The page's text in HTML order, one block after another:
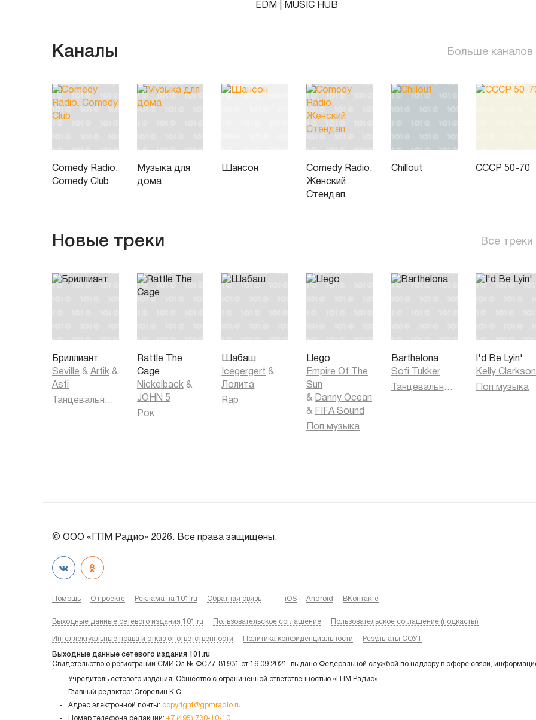
EDM | MUSIC HUB
Каналы Больше каналов
Comedy Radio.
Comedy Club
Музыка для
дома
Шансон
Comedy Radio.
Женский
Стендап
Chillout СССР 50-70
Новые треки Все треки
Бриллиант
Seville & Artik &
Asti
Танцевальная музыка
Rattle The
Cage
Nickelback &
JOHN 5
Рок
Шабаш
Icegergert &
Лолита
Rap
Llego
Empire Of The
Sun
&
Danny Ocean
& FIFA Sound
Поп музыка
Barthelona
Sofi Tukker
Танцевальная музыка
I'd Be Lyin'
Kelly Clarkson
Поп музыка
© ООО «ГПМ Радио» 2026. Все права защищены.
Помощь О проекте Реклама на 101.ru Обратная связь iOS Android ВКонтакте
Выходные данные сетевого издания 101.ru Пользовательское соглашение Пользовательское соглашение (подкасты)
Интеллектуальные права и отказ от ответственности Политика конфиденциальности Результаты СОУТ
Выходные данные сетевого издания 101.ru
Свидетельство о регистрации СМИ Эл № ФС77-81931 от 16.09.2021, выдано Федеральной службой по надзору в сфере связи,
Учредитель сетевого издания: Общество с ограниченной ответственностью «ГПМ Радио»
Главный редактор: Огорелин К.С.
Адрес электронной почты: copyright@gpmradio.ru
Номер телефона редакции: +7 (495) 730-10-10